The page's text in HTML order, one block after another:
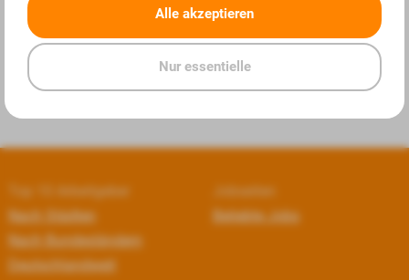
Top 10 Arbeitgeber
Nach Städten
Nach Bundesländern
Deutschlandweit
Jobseiten
Beliebte Jobs
Alle akzeptieren
Nur essentielle